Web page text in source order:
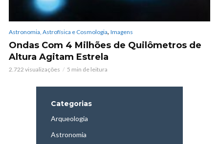
Astronomia, Astrofísica e Cosmologia, Imagens
Ondas Com 4 Milhões de Quilômetros de
Altura Agitam Estrela
2.722 visualizações 5 min de leitura
Categorias
Arqueologia
Astronomia